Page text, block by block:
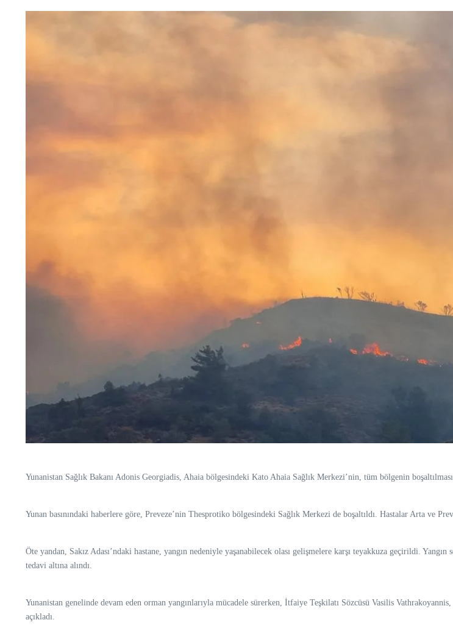
Yunanistan Sağlık Bakanı Adonis Georgiadis, Ahaia bölgesindeki Kato Ahaia Sağlık Merkezi’nin, tüm bölgenin
Yunan basınındaki haberlere göre, Preveze’nin Thesprotiko bölgesindeki Sağlık Merkezi de boşaltıldı. Hastalar Arta ve
Öte yandan, Sakız Adası’ndaki hastane, yangın nedeniyle yaşanabilecek olası gelişmelere karşı teyakkuza geçirildi.
tedavi altına alındı.
Yunanistan genelinde devam eden orman yangınlarıyla mücadele sürerken, İtfaiye Teşkilatı Sözcüsü Vasilis
açıkladı.